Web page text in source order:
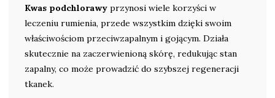
Kwas podchlorawy przynosi wiele korzyści w
leczeniu rumienia, przede wszystkim dzięki swoim
właściwościom przeciwzapalnym i gojącym. Działa
skutecznie na zaczerwienioną skórę, redukując stan
zapalny, co może prowadzić do szybszej regeneracji
tkanek.